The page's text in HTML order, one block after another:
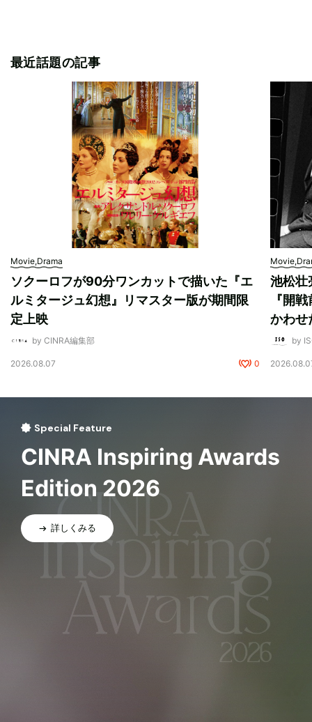
最近話題の記事
Movie,Drama
ソクーロフが90分ワンカットで描いた『エ
ルミタージュ幻想』リマスター版が期間限
定上映
by CINRA編集部
2026.08.07 0
池松壮
『開
かわせ
by
Special Feature
CINRA Inspiring Awards
Edition 2026
詳しくみる